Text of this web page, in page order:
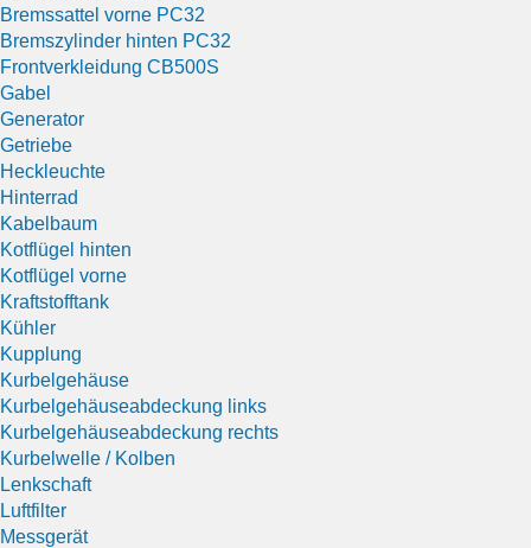
Bremssattel vorne PC32
Bremszylinder hinten PC32
Frontverkleidung CB500S
Gabel
Generator
Getriebe
Heckleuchte
Hinterrad
Kabelbaum
Kotflügel hinten
Kotflügel vorne
Kraftstofftank
Kühler
Kupplung
Kurbelgehäuse
Kurbelgehäuseabdeckung links
Kurbelgehäuseabdeckung rechts
Kurbelwelle / Kolben
Lenkschaft
Luftfilter
Messgerät